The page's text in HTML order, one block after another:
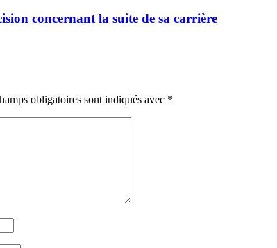
concernant la suite de sa carrière
obligatoires sont indiqués avec *